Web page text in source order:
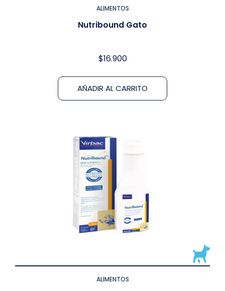
ALIMENTOS
Nutribound Gato
$16.900
AÑADIR AL CARRITO
ALIMENTOS